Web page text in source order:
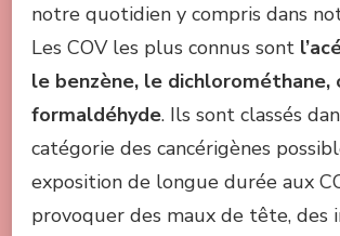
notre quotidien y compris dans
Les COV les plus connus sont
le benzène, le dichlorométhane,
formaldéhyde. Ils sont classés
catégorie des cancérigènes
exposition de longue durée aux
provoquer des maux de tête, des